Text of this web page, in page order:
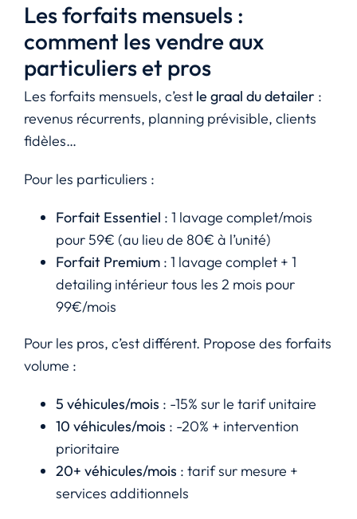
Les forfaits mensuels :
comment les vendre aux
particuliers et pros
Les forfaits mensuels, c’est le graal du detailer :
revenus récurrents, planning prévisible, clients
fidèles…
Pour les particuliers :
Forfait Essentiel : 1 lavage complet/mois
pour 59€ (au lieu de 80€ à l’unité)
Forfait Premium: 1 lavage complet + 1
detailing intérieur tous les 2 mois pour
99€/mois
Pour les pros, c’est différent. Propose des forfaits
volume :
5 véhicules/mois : -15% sur le tarif unitaire
10 véhicules/mois : -20% + intervention
prioritaire
20+ véhicules/mois : tarif sur mesure +
services additionnels